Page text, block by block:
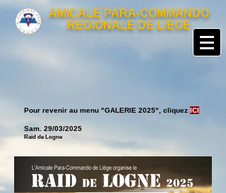
AMICALE PARA-COMMANDO
REGIONALE DE LIEGE
Pour revenir au menu "GALERIE 2025", cliquez ICI
Sam. 29/03/2025
Raid de Logne